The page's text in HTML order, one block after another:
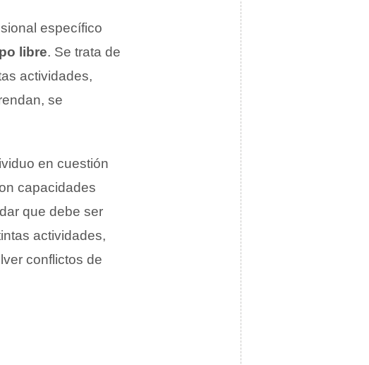
específico
libre. Se trata de
actividades,
se
en cuestión
capacidades
que debe ser
actividades,
conflictos de